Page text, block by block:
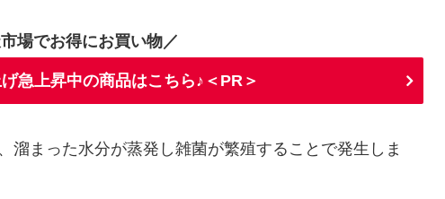
場でお得にお買い物／
急上昇中の商品はこちら♪＜PR＞
溜まった水分が蒸発し雑菌が繁殖することで発生しま